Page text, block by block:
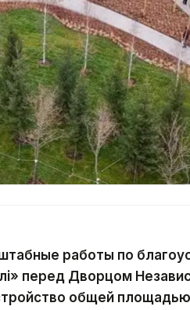
работы по
перед Дворцом
общей площадью